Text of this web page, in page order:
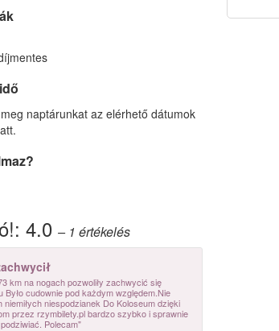
naptárunkat az elérhető dátumok
4.0– 1értékelés
km na nogach pozwoliły zachwycić się
Było cudownie pod każdym względem.Nie
niemiłych niespodzianek Do Koloseum dzięki
przez rzymbilety.pl bardzo szybko i sprawnie
Polecam"